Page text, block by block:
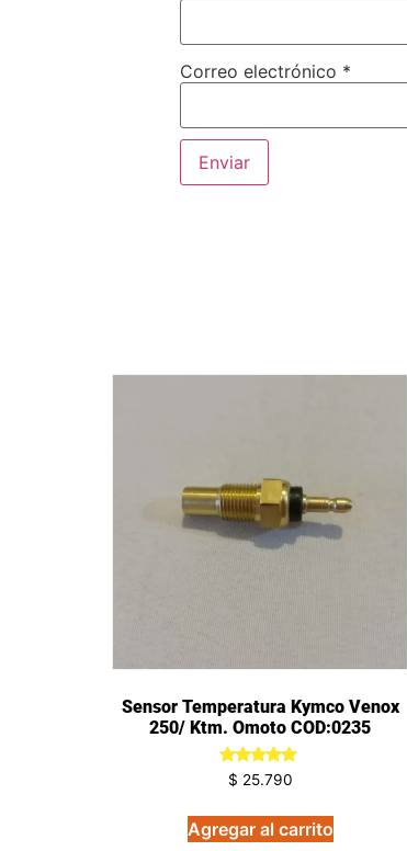
Correo electrónico *
Sensor Temperatura Kymco Venox
250/ Ktm. Omoto COD:0235
Valorado
en
de 5
$ 25.790
Agregar al carrito